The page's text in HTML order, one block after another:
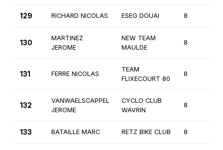
129 RICHARD NICOLAS ESEG DOUAI 8
130
MARTINEZ
JEROME
NEW TEAM
MAULDE
8
131 FERRE NICOLAS
TEAM
FLIXECOURT 80
8
132
VANWAELSCAPPEL
JEROME
CYCLO CLUB
WAVRIN
8
133 BATAILLE MARC RETZ BIKE CLUB 8